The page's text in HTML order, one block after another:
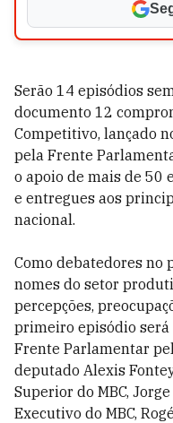
Serão 14 episódios
documento 12
Competitivo, lançado
pela Frente
o apoio de mais de 50
e entregues aos
nacional.
Como debatedores no
nomes do setor
percepções,
primeiro episódio
Frente Parlamentar
deputado Alexis
Superior do MBC,
Executivo do MBC,